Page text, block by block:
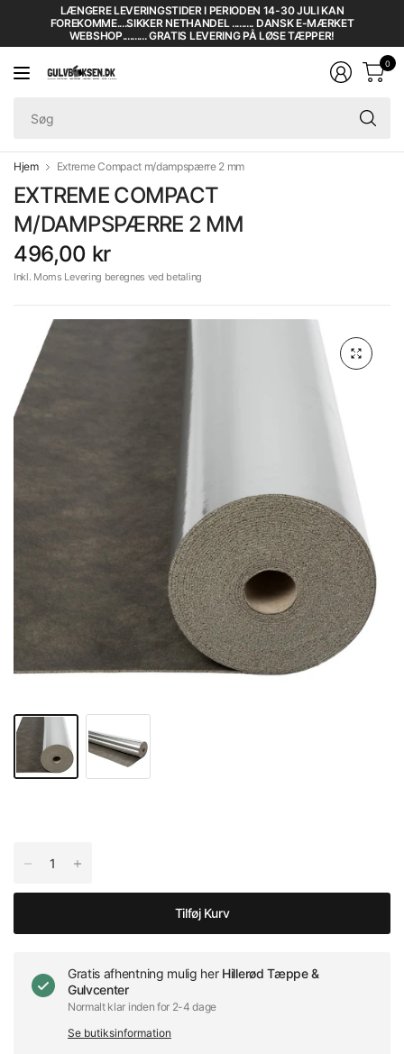
LÆNGERE LEVERINGSTIDER I PERIODEN 14-30 JULI KAN
FOREKOMME....SIKKER NETHANDEL ......... DANSK E-MÆRKET
WEBSHOP.......... GRATIS LEVERING PÅ LØSE TÆPPER!
0
Hjem Extreme Compact m/dampspærre 2 mm
EXTREME COMPACT
M/DAMPSPÆRRE 2 MM
496,00 kr
Inkl. Moms Levering beregnes ved betaling
Tilføj Kurv
Gratis afhentning mulig her Hillerød Tæppe &
Gulvcenter
Normalt klar inden for 2-4 dage
Se butiksinformation